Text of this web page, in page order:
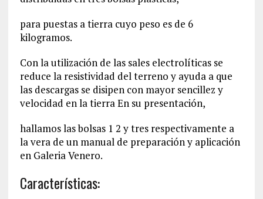
para puestas a tierra cuyo peso es de 6
kilogramos.
Con la utilización de las sales electrolíticas se
reduce la resistividad del terreno y ayuda a que
las descargas se disipen con mayor sencillez y
velocidad en la tierra En su presentación,
hallamos las bolsas 1 2 y tres respectivamente a
la vera de un manual de preparación y aplicación
en Galeria Venero.
Características: